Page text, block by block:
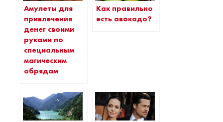
Амулеты для
привлечения
денег своими
руками по
специальным
магическим
обрядам
Как правильно
есть авокадо?